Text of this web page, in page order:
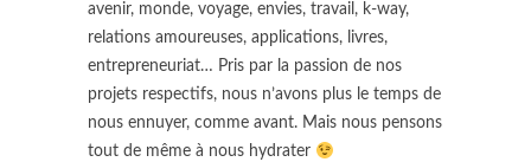
avenir, monde, voyage, envies, travail, k-way,
relations amoureuses, applications, livres,
entrepreneuriat… Pris par la passion de nos
projets respectifs, nous n’avons plus le temps de
nous ennuyer, comme avant. Mais nous pensons
tout de même à nous hydrater